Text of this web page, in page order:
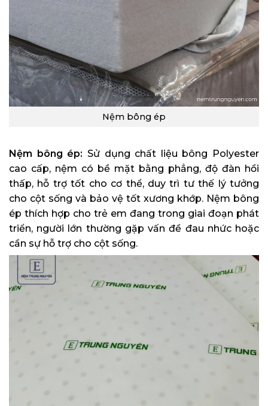
Nệm bông ép
Nệm bông ép: Sử dụng chất liệu bông Polyester
cao cấp, nệm có bề mặt bằng phẳng, độ đàn hồi
thấp, hỗ trợ tốt cho cơ thể, duy trì tư thế lý tưởng
cho cột sống và bảo vệ tốt xương khớp. Nệm bông
ép thích hợp cho trẻ em đang trong giai đoạn phát
triển, người lớn thường gặp vấn đề đau nhức hoặc
cần sự hỗ trợ cho cột sống.